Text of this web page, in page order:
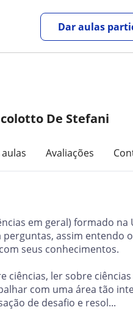
Dar aulas
De Stefani
Avaliações
em geral) formado na
assim entendo
seus conhecimentos.
ciências, ler sobre
com uma área tão
de desafio e resol...